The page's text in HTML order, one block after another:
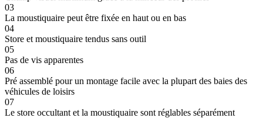
03
La moustiquaire peut être fixée en haut ou en bas
04
Store et moustiquaire tendus sans outil
05
Pas de vis apparentes
06
Pré assemblé pour un montage facile avec la plupart des baies des
véhicules de loisirs
07
Le store occultant et la moustiquaire sont réglables séparément